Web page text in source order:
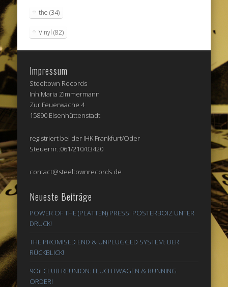
the (34)
Vinyl (82)
Impressum
Steeltown Records
Inh.Maria Zimmermann
Zur Feuerwache 4
15890 Eisenhüttenstadt
registriert bei der IHK Frankfurt/Oder
Steuernr.:061/210/03420
contact@steeltownrecords.de
Neueste Beiträge
POWER OF THE (PLATTEN) PRESS: POSTERBOIZ UNTER
DRUCK!
THE PROMISED END & UNPLUGGED SYSTEM: DER
RÜCKBLICK!
9Oi! CLUB REUNION: FLUCHTWAGEN & RUNNING
ORDER!